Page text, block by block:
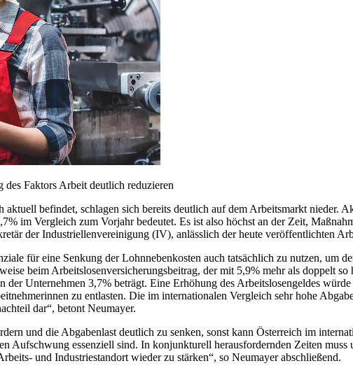
Faktors Arbeit deutlich reduzieren
befindet, schlagen sich bereits deutlich auf dem Arbeitsmarkt nieder.
im Vergleich zum Vorjahr bedeutet. Es ist also höchst an der Zeit,
der Industriellenvereinigung (IV), anlässlich der heute veröffentlichten
für eine Senkung der Lohnnebenkosten auch tatsächlich zu nutzen, um
beim Arbeitslosenversicherungsbeitrag, der mit 5,9% mehr als doppelt
Unternehmen 3,7% beträgt. Eine Erhöhung des Arbeitslosengeldes
zu entlasten. Die im internationalen Vergleich sehr hohe
dar“, betont Neumayer.
und die Abgabenlast deutlich zu senken, sonst kann Österreich im
Aufschwung essenziell sind. In konjunkturell herausfordernden Zeiten
und Industriestandort wieder zu stärken“, so Neumayer abschließend.